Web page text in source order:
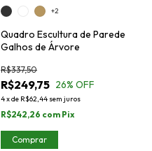
Quadro Escultura de Parede
Galhos de Árvore
R$249,75
R$337,50
26% OFF
4xde R$62,44 sem juros
R$242,26 com Pix
+2
Comprar